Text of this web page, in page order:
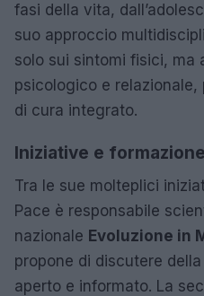
fasi della vita,
suo approccio
solo sui sintomi fisici, ma
psicologico e
di cura integrato.
Iniziative e formazione
Tra le sue molteplici
Pace è responsabile
nazionale Evoluzione in
propone di discutere
aperto e informato. La